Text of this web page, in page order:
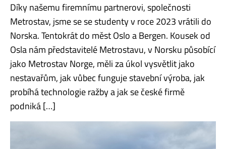
Díky našemu firemnímu partnerovi, společnosti
Metrostav, jsme se se studenty v roce 2023 vrátili do
Norska. Tentokrát do měst Oslo a Bergen. Kousek od
Osla nám představitelé Metrostavu, v Norsku působící
jako Metrostav Norge, měli za úkol vysvětlit jako
nestavařům, jak vůbec funguje stavební výroba, jak
probíhá technologie ražby a jak se české firmě
podniká […]